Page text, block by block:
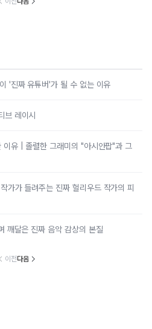
'진짜 유튜버'가 될 수 없는 이유
브 레이시
유 | 졸렬한 그래미의 "아시안팝"과 그
가가 들려주는 진짜 헐리우드 작가의 피
깨달은 진짜 음악 감상의 본질
이전다음